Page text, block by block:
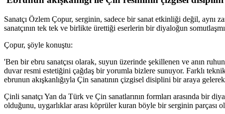
Sanatçı Özlem Çopur, serginin, sadece bir sanat etkinliği değil,
sanatçının tek tek ve birlikte ürettiği eserlerin bir diyaloğun
Çopur, şöyle konuştu:
'Ben bir ebru sanatçısı olarak, suyun üzerinde şekillenen ve anın
duvar resmi estetiğini çağdaş bir yorumla bizlere sunuyor. Farklı
ebrunun akışkanlığıyla Çin sanatının çizgisel disiplini bir araya
Çinli sanatçı Yan da Türk ve Çin sanatlarının formları arasında bir
olduğunu, uygarlıklar arası köprüler kuran böyle bir serginin